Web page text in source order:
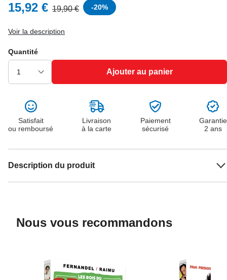
15,92 € 19,90 € -20%
Voir la description
Quantité
Ajouter au panier
Satisfait
ou remboursé
Livraison
à la carte
Paiement
sécurisé
Garantie
2 ans
Description du produit
Nous vous recommandons